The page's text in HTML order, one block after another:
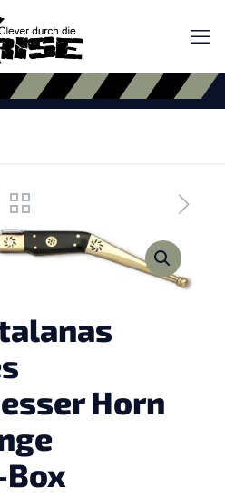
Horn
Box